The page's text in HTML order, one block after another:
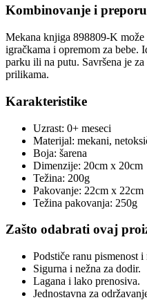
Kombinovanje i
Mekana knjiga 898809-K
igračkama i opremom za bebe.
parku ili na putu. Savršena je
prilikama.
Karakteristike
Uzrast: 0+ meseci
Materijal: mekani,
Boja: šarena
Dimenzije: 20cm x 20cm
Težina: 200g
Pakovanje: 22cm x 22cm
Težina pakovanja: 250g
Zašto odabrati ovaj
Podstiče ranu pismenost i
Sigurna i nežna za dodir.
Lagana i lako prenosiva.
Jednostavna za